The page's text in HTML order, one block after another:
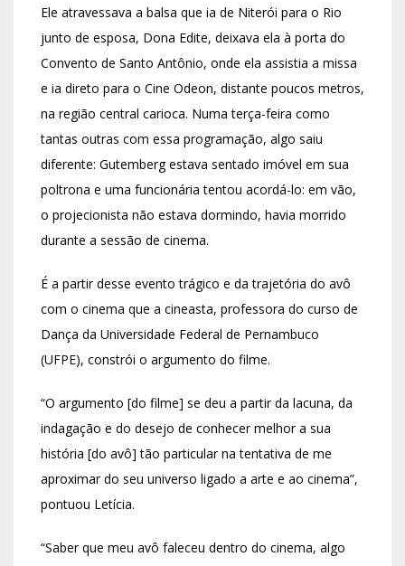
Ele atravessava a balsa que ia de Niterói para o Rio
junto de esposa, Dona Edite, deixava ela à porta do
Convento de Santo Antônio, onde ela assistia a missa
e ia direto para o Cine Odeon, distante poucos metros,
na região central carioca. Numa terça-feira como
tantas outras com essa programação, algo saiu
diferente: Gutemberg estava sentado imóvel em sua
poltrona e uma funcionária tentou acordá-lo: em vão,
o projecionista não estava dormindo, havia morrido
durante a sessão de cinema.
É a partir desse evento trágico e da trajetória do avô
com o cinema que a cineasta, professora do curso de
Dança da Universidade Federal de Pernambuco
(UFPE), constrói o argumento do filme.
“O argumento [do filme] se deu a partir da lacuna, da
indagação e do desejo de conhecer melhor a sua
história [do avô] tão particular na tentativa de me
aproximar do seu universo ligado a arte e ao cinema”,
pontuou Letícia.
“Saber que meu avô faleceu dentro do cinema, algo